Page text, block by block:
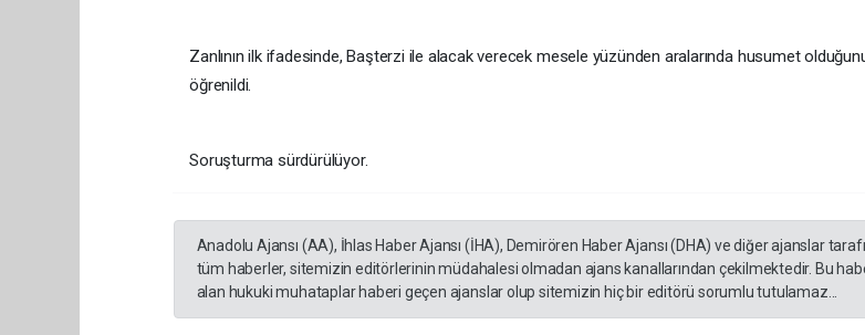
Zanlının ilk ifadesinde, Başterzi ile alacak verecek mesele yüzünden aralarında husumet
öğrenildi.
Soruşturma sürdürülüyor.
Anadolu Ajansı (AA), İhlas Haber Ajansı (İHA), Demirören Haber Ajansı (DHA) ve diğer ajanslar
tüm haberler, sitemizin editörlerinin müdahalesi olmadan ajans kanallarından çekilmektedir. Bu
alan hukuki muhataplar haberi geçen ajanslar olup sitemizin hiç bir editörü sorumlu tutulamaz...